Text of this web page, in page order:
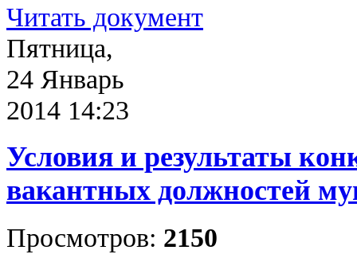
Читать документ
Пятница,
24 Январь
2014 14:23
Условия и результаты
вакантных должностей
Просмотров: 2150